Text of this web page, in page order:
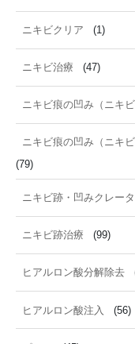
ニキビクリア (1)
ニキビ治療 (47)
ニキビ痕の凹み（ニキ
ニキビ痕の凹み（ニキ
(79)
ニキビ跡・凹みクレー
ニキビ跡治療 (99)
ヒアルロン酸分解除去
ヒアルロン酸注入 (56)